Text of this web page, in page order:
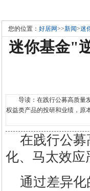
您的位置： 好居网>>新闻>迷
迷你基金"
导读：在践行公募高质量发
权益类产品的投研和业绩，原
在践行公
化、马太效应
通过差异